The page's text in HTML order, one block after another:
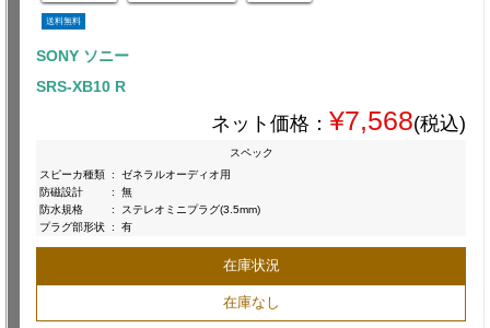
送料無料
SONY ソニー
SRS-XB10 R
ネット価格： ¥7,568(税込)
スペック
スピーカ種類 :
ゼネラルオーディオ用
防磁設計
:
無
防水規格
:
ステレオミニプラグ(3.5mm)
プラグ部形状 : 有
在庫状況
在庫なし